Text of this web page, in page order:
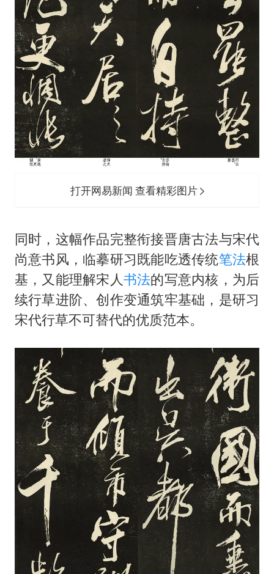
打开网易新闻 查看精彩图片
同时，这幅作品完整衔接晋唐古法与宋代
尚意书风，临摹研习既能吃透传统笔法根
基，又能理解宋人书法的写意内核，为后
续行草进阶、创作变通筑牢基础，是研习
宋代行草不可替代的优质范本。